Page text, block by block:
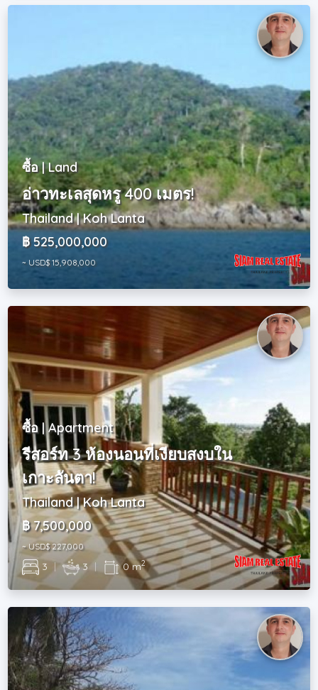
ซื้อ | Land
อ่าวทะเลสุดหรู 400 เมตร!
Thailand | Koh Lanta
฿ 525,000,000
~ USD$ 15,908,000
ซื้อ | Apartment
รีสอร์ท 3 ห้องนอนที่เงียบสงบใน
เกาะลันตา!
Thailand | Koh Lanta
฿ 7,500,000
~ USD$ 227,000
3 | 3 | 0 m2